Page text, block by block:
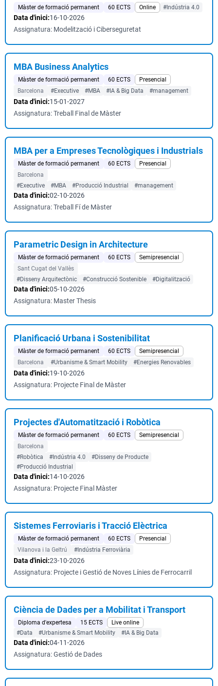
Màster de formació permanent 60 ECTS Online #Indústria 4.0
Data d'inici:16-10-2026
Assignatura: Modelització i Ciberseguretat
MBA Business Analytics
Màster de formació permanent 60 ECTS
Presencial
Barcelona
#Executive #MBA #IA & Big Data #management
Data d'inici:15-01-2027
Assignatura: Treball Final de Màster
MBA per a Empreses Tecnològiques i Industrials
Màster de formació permanent 60 ECTS
Presencial
Barcelona
#Executive
#MBA #Producció Industrial #management
Data d'inici:02-10-2026
Assignatura: Treball Fí de Màster
Parametric Design in Architecture
Màster de formació permanent 60 ECTS
Semipresencial
Sant Cugat del Vallès
#Disseny Arquitectònic
#Construcció Sostenible #Digitalització
Data d'inici:05-10-2026
Assignatura: Master Thesis
Planificació Urbana i Sostenibilitat
Màster de formació permanent 60 ECTS
Semipresencial
Barcelona
#Urbanisme & Smart Mobility #Energies Renovables
Data d'inici:19-10-2026
Assignatura: Projecte Final de Màster
Projectes d'Automatització i Robòtica
Màster de formació permanent 60 ECTS
Semipresencial
Barcelona
#Robòtica
#Indústria 4.0
#Disseny de Producte
#Producció Industrial
Data d'inici:14-10-2026
Assignatura: Projecte Final Màster
Sistemes Ferroviaris i Tracció Elèctrica
Màster de formació permanent 60 ECTS
Presencial
Vilanova i la Geltrú
#Indústria Ferroviària
Data d'inici:23-10-2026
Assignatura: Projecte i Gestió de Noves Línies de Ferrocarril
Ciència de Dades per a Mobilitat i Transport
Diploma d'expertesa 15 ECTS
Live online
#Data
#Urbanisme & Smart Mobility #IA & Big Data
Data d'inici:04-11-2026
Assignatura: Gestió de Dades